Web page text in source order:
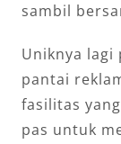
sambil
Uniknya lagi
pantai
fasilitas
pas untuk